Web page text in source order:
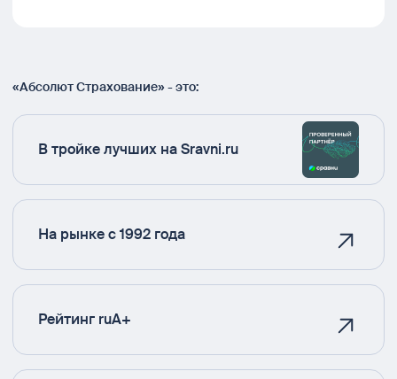
«Абсолют Страхование» - это:
В тройке лучших на Sravni.ru
На рынке с 1992 года
Рейтинг ruA+